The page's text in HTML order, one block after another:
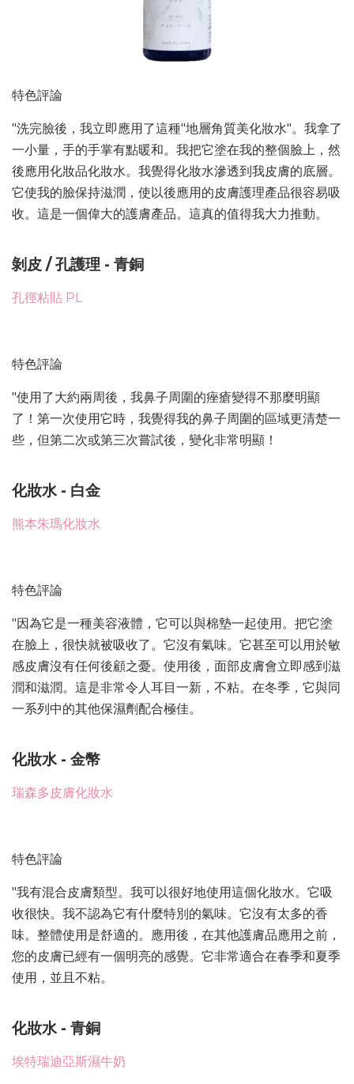
特色評論
"洗完臉後，我立即應用了這種"地層角質美化妝水"。我拿了
一小量，手的手掌有點暖和。我把它塗在我的整個臉上，然
後應用化妝品化妝水。我覺得化妝水滲透到我皮膚的底層。
它使我的臉保持滋潤，使以後應用的皮膚護理產品很容易吸
收。這是一個偉大的護膚產品。這真的值得我大力推動。
剝皮 / 孔護理 - 青銅
孔徑粘貼 PL
特色評論
"使用了大約兩周後，我鼻子周圍的痤瘡變得不那麼明顯
了！第一次使用它時，我覺得我的鼻子周圍的區域更清楚一
些，但第二次或第三次嘗試後，變化非常明顯！
化妝水 - 白金
熊本朱瑪化妝水
特色評論
"因為它是一種美容液體，它可以與棉墊一起使用。把它塗
在臉上，很快就被吸收了。它沒有氣味。它甚至可以用於敏
感皮膚沒有任何後顧之憂。使用後，面部皮膚會立即感到滋
潤和滋潤。這是非常令人耳目一新，不粘。在冬季，它與同
一系列中的其他保濕劑配合極佳。
化妝水 - 金幣
瑞森多皮膚化妝水
特色評論
"我有混合皮膚類型。我可以很好地使用這個化妝水。它吸
收很快。我不認為它有什麼特別的氣味。它沒有太多的香
味。整體使用是舒適的。應用後，在其他護膚品應用之前，
您的皮膚已經有一個明亮的感覺。它非常適合在春季和夏季
使用，並且不粘。
化妝水 - 青銅
埃特瑞迪亞斯濕牛奶